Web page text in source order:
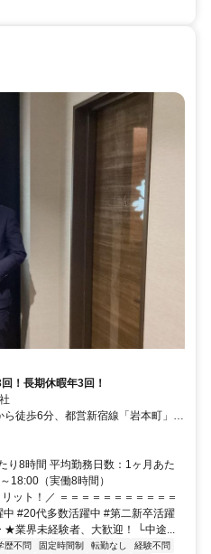
！長期休暇年3回！
徒歩6分、都営新宿線「岩本町」駅
り8時間 平均勤務日数：1ヶ月あた
18:00（実働8時間）
ット！／ ＝＝＝＝＝＝＝＝＝＝＝
#20代多数活躍中 #第二新卒活躍
業界未経験者、大歓迎！ └中途...
歴不問 固定時間制 転勤なし
経験不問